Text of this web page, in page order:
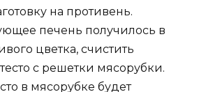
на противень.
печень получилось в
цветка, счистить
с решетки мясорубки.
в мясорубке будет